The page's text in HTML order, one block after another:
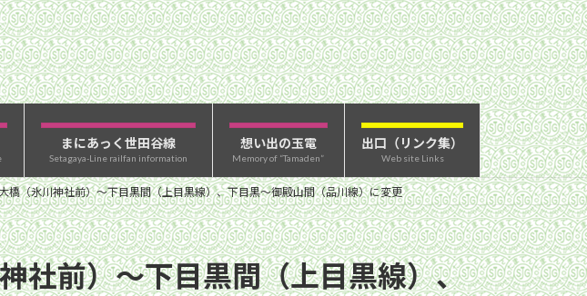
まにあっく世田谷線
Setagaya-Line railfan information
想い出の玉電
Memory of “Tamaden”
出口（リンク集）
Web site Links
橋（氷川神社前）〜下目黒間（上目黒線）、下目黒〜御殿山間（品川線）に変更
社前）〜下目黒間（上目黒線）、